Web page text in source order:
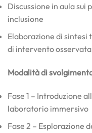
Discussione in aula sui
inclusione
Elaborazione di sintesi
di intervento osservata
Modalità di
Fase 1 – Introduzione
laboratorio immersivo
Fase 2 – Esplorazione